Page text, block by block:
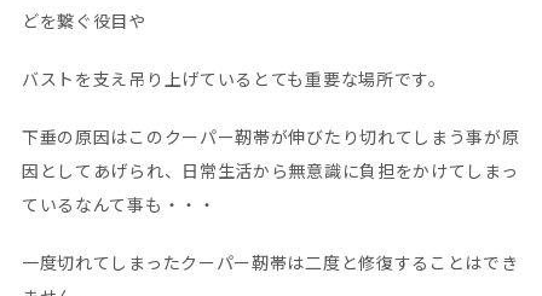
どを繋ぐ役目や
バストを支え吊り上げているとても重要な場所です。
下垂の原因はこのクーパー靭帯が伸びたり切れてしまう事が原
因としてあげられ、日常生活から無意識に負担をかけてしまっ
ているなんて事も・・・
一度切れてしまったクーパー靭帯は二度と修復することはでき